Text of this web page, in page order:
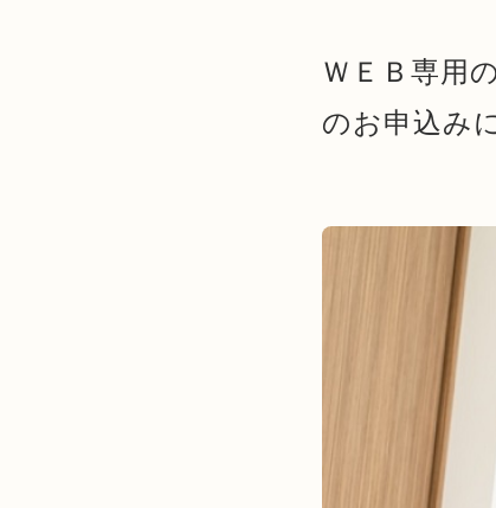
ＷＥＢ専用
のお申込み